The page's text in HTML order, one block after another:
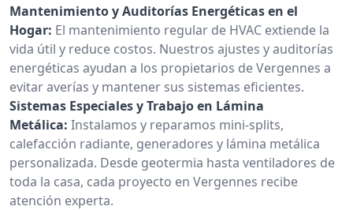
Mantenimiento y Auditorías Energéticas en el
Hogar: El mantenimiento regular de HVAC extiende la
vida útil y reduce costos. Nuestros ajustes y auditorías
energéticas ayudan a los propietarios de Vergennes a
evitar averías y mantener sus sistemas eficientes.
Sistemas Especiales y Trabajo en Lámina
Metálica: Instalamos y reparamos mini-splits,
calefacción radiante, generadores y lámina metálica
personalizada. Desde geotermia hasta ventiladores de
toda la casa, cada proyecto en Vergennes recibe
atención experta.